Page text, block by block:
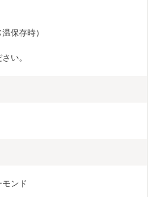
保存時）
い。
ンド